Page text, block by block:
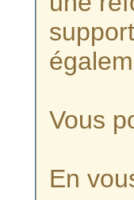
Vous
En